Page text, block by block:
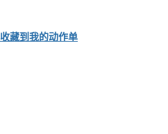
收藏到我的动作单